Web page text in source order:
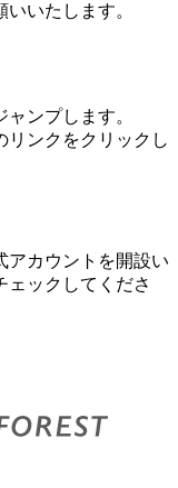
いたします。
ンプします。
リンクをクリックし
アカウントを開設い
ェックしてくださ